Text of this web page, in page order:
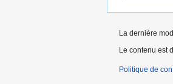
La dernière
Le contenu est
Politique de